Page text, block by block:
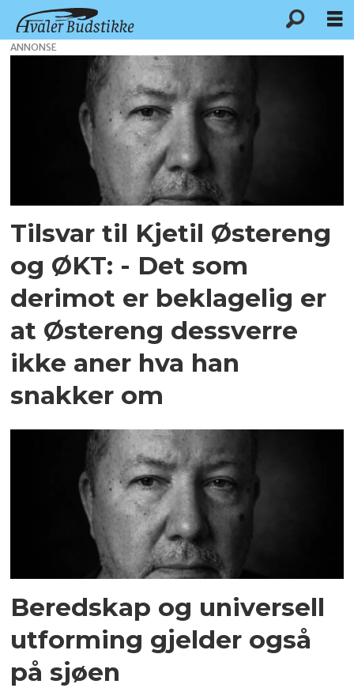
hvalerferga
ANNONSE
Tilsvar til Kjetil Østereng
og ØKT: - Det som
derimot er beklagelig er
at Østereng dessverre
ikke aner hva han
snakker om
Beredskap og universell
utforming gjelder også
på sjøen